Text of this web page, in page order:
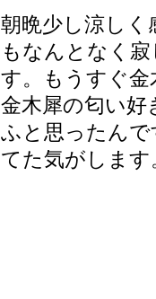
朝晩少し涼し
もなんとなく
す。もうすぐ
金木犀の匂い好
ふと思ったんで
てた気がしま